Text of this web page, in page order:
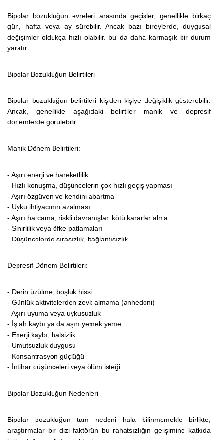
Bipolar bozukluğun evreleri arasında geçişler, genellikle birkaç
gün, hafta veya ay sürebilir. Ancak bazı bireylerde, duygusal
değişimler oldukça hızlı olabilir, bu da daha karmaşık bir durum
yaratır.
Bipolar Bozukluğun Belirtileri
Bipolar bozukluğun belirtileri kişiden kişiye değişiklik gösterebilir.
Ancak, genellikle aşağıdaki belirtiler manik ve depresif
dönemlerde görülebilir:
Manik Dönem Belirtileri:
- Aşırı enerji ve hareketlilik
- Hızlı konuşma, düşüncelerin çok hızlı geçiş yapması
- Aşırı özgüven ve kendini abartma
- Uyku ihtiyacının azalması
- Aşırı harcama, riskli davranışlar, kötü kararlar alma
- Sinirlilik veya öfke patlamaları
- Düşüncelerde sırasızlık, bağlantısızlık
Depresif Dönem Belirtileri:
- Derin üzülme, boşluk hissi
- Günlük aktivitelerden zevk almama (anhedoni)
- Aşırı uyuma veya uykusuzluk
- İştah kaybı ya da aşırı yemek yeme
- Enerji kaybı, halsizlik
- Umutsuzluk duygusu
- Konsantrasyon güçlüğü
- İntihar düşünceleri veya ölüm isteği
Bipolar Bozukluğun Nedenleri
Bipolar bozukluğun tam nedeni hala bilinmemekle birlikte,
araştırmalar bir dizi faktörün bu rahatsızlığın gelişimine katkıda